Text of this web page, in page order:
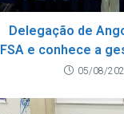
Delegação de
FSA e conhece a
05/08/